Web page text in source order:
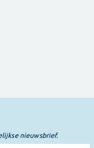
nieuwsbrief.